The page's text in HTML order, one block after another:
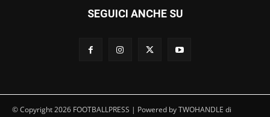
SEGUICI ANCHE SU
© Copyright 2026 FOOTBALLPRESS | Powered by TWOHANDLE di